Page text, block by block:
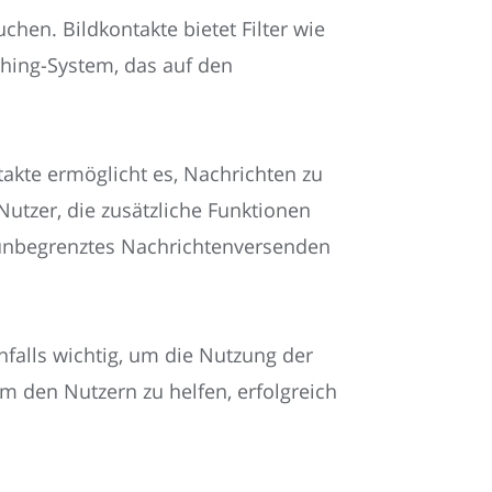
Bildkontakte bietet Filter wie
System, das auf den
ermöglicht es, Nachrichten zu
die zusätzliche Funktionen
Nachrichtenversenden
wichtig, um die Nutzung der
den Nutzern zu helfen, erfolgreich